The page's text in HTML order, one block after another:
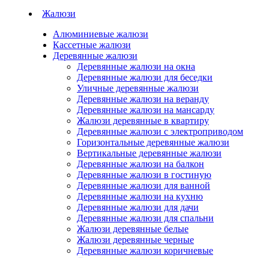
Жалюзи
Алюминиевые жалюзи
Кассетные жалюзи
Деревянные жалюзи
Деревянные жалюзи на окна
Деревянные жалюзи для беседки
Уличные деревянные жалюзи
Деревянные жалюзи на веранду
Деревянные жалюзи на мансарду
Жалюзи деревянные в квартиру
Деревянные жалюзи с электроприводом
Горизонтальные деревянные жалюзи
Вертикальные деревянные жалюзи
Деревянные жалюзи на балкон
Деревянные жалюзи в гостиную
Деревянные жалюзи для ванной
Деревянные жалюзи на кухню
Деревянные жалюзи для дачи
Деревянные жалюзи для спальни
Жалюзи деревянные белые
Жалюзи деревянные черные
Деревянные жалюзи коричневые